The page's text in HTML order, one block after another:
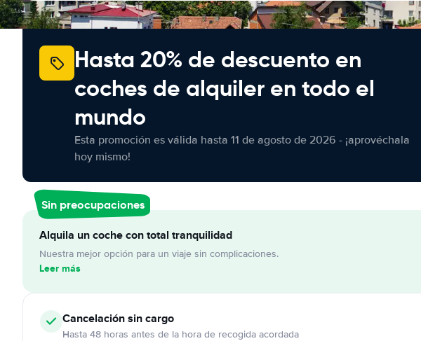
Hasta 20% de descuento en
coches de alquiler en todo el
mundo
Esta promoción es válida hasta 11 de agosto de 2026 - ¡aprovéchala
hoy mismo!
Sin preocupaciones
Alquila un coche con total tranquilidad
Nuestra mejor opción para un viaje sin complicaciones.
Leer más
Cancelaciónsin cargo
Hasta 48 horas antes de la hora de recogida acordada